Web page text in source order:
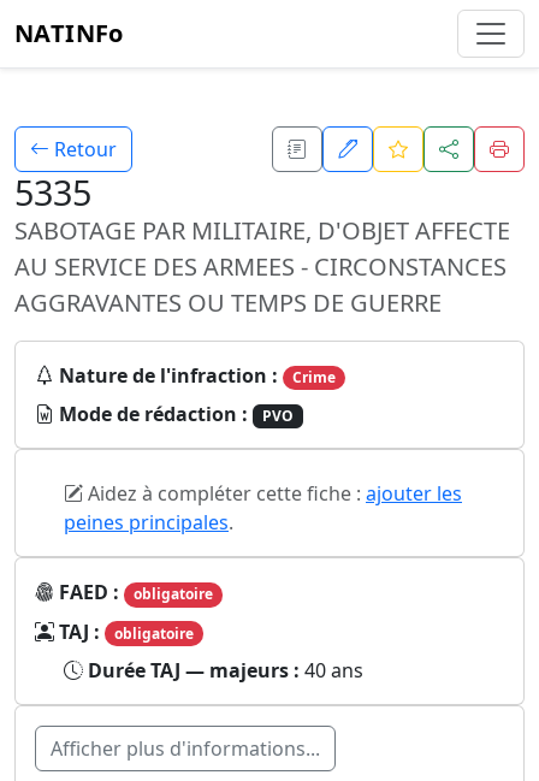
NATINFo
Retour
5335
SABOTAGE PAR MILITAIRE, D'OBJET AFFECTE
AU SERVICE DES ARMEES - CIRCONSTANCES
AGGRAVANTES OU TEMPS DE GUERRE
Nature de l'infraction : Crime
Mode de rédaction : PVO
Aidez à compléter cette fiche : ajouter les
peines principales.
FAED : obligatoire
TAJ : obligatoire
Durée TAJ — majeurs : 40 ans
Afficher plus d'informations...